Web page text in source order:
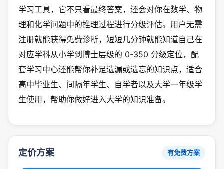
学习工具，它不只看最终答案，还会对你在数学、物
理和化学问题中的推理过程进行分级评估。用户无需
注册就能获得免费诊断，短短几分钟就能知道自己在
对应学科从小学到博士层级的 0-350 分级定位，配
套学习中心还能帮你补足遗漏或遗忘的知识点，适合
高中毕业生、间隔年学生、自学者以及大学一年级学
生使用，帮助你做好进入大学的知识准备。
定价方案 有免费方案